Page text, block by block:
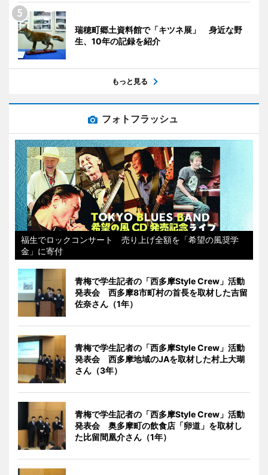
瑞穂町郷土資料館で「キツネ展」 身近な野
生、10年の記録を紹介
もっと見る
フォトフラッシュ
福生でロックコンサート 売り上げ全額を「希望の風奨学
金」に寄付
青梅で学生記者の「西多摩Style Crew」活動
発表会 西多摩8市町村の首長を取材した吉留
佐奈さん（1年）
青梅で学生記者の「西多摩Style Crew」活動
発表会 西多摩地域のJAを取材した村上大瑚
さん（3年）
青梅で学生記者の「西多摩Style Crew」活動
発表会 奥多摩町の飲食店「卵道」を取材し
た比留間凰介さん（1年）